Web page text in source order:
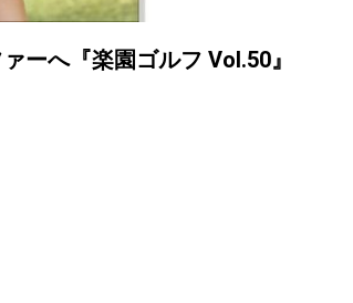
ーへ『楽園ゴルフ Vol.50』